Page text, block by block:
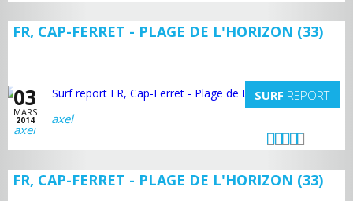
FR, CAP-FERRET - PLAGE DE L'HORIZON (33)
03
MARS
2014
SURF REPORT
axel
FR, CAP-FERRET - PLAGE DE L'HORIZON (33)